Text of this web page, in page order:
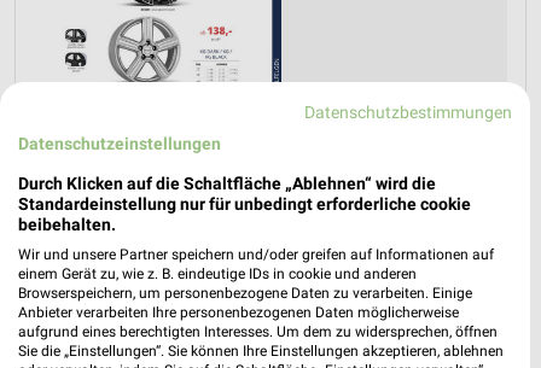
Jetzt alle "Fernseher" Themen entdecken!
Datenschutzbestimmungen
Datenschutzeinstellungen
Durch Klicken auf die Schaltfläche „Ablehnen“ wird die
Standardeinstellung nur für unbedingt erforderliche cookie
beibehalten.
Wir und unsere Partner speichern und/oder greifen auf Informationen auf
einem Gerät zu, wie z. B. eindeutige IDs in cookie und anderen
Browserspeichern, um personenbezogene Daten zu verarbeiten. Einige
Anbieter verarbeiten Ihre personenbezogenen Daten möglicherweise
aufgrund eines berechtigten Interesses. Um dem zu widersprechen, öffnen
Sie die „Einstellungen“. Sie können Ihre Einstellungen akzeptieren, ablehnen